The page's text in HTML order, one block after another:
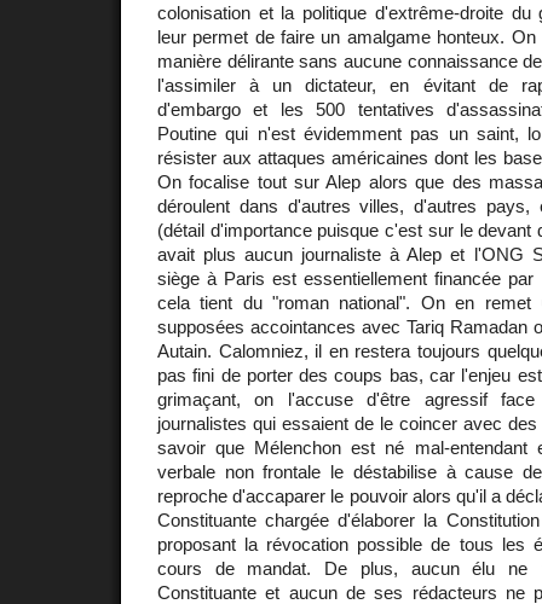
colonisation et la politique d'extrême-droite du
leur permet de faire un amalgame honteux.
manière délirante sans aucune connaissance
l'assimiler à un dictateur, en évitant de
d'embargo et les 500 tentatives
Poutine qui n'est évidemment pas un saint,
résister aux attaques américaines dont les
On focalise tout sur Alep alors que des
déroulent dans d'autres villes, d'autres pays,
(détail d'importance puisque c'est sur le devant
avait plus aucun journaliste à Alep et l'ONG
siège à Paris est essentiellement financée par
cela tient du "roman national". On en
supposées accointances avec Tariq Ramadan
Autain. Calomniez, il en restera toujours
pas fini de porter des coups bas, car l'enjeu
grimaçant, on l'accuse d'être agressif
journalistes qui essaient de le coincer avec
savoir que Mélenchon est né mal-entendant
verbale non frontale le déstabilise à cause
reproche d'accaparer le pouvoir alors qu'il a
Constituante chargée d'élaborer la
proposant la révocation possible de tous les
cours de mandat. De plus, aucun élu ne
Constituante et aucun de ses rédacteurs ne